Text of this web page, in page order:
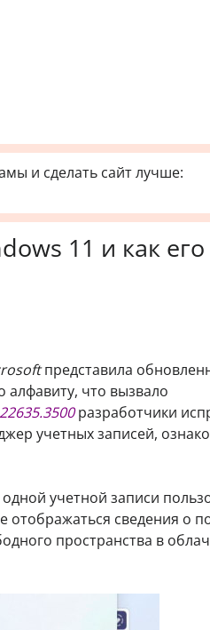
и сделать сайт лучше:
11 и как его
представила
что вызвало
22635.3500разработчики
учетных записей,
учетной записи
отображаться сведения о
пространства в